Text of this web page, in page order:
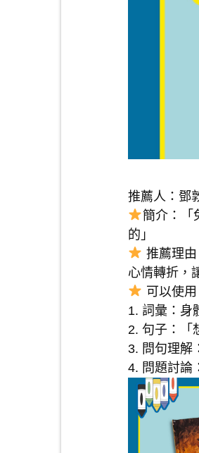
推薦人：鄧
簡介：「
的」
推薦理
心情轉折，
可以使
1. 詞彙：身
2. 句子：「
3. 問句理解
4. 問題討論